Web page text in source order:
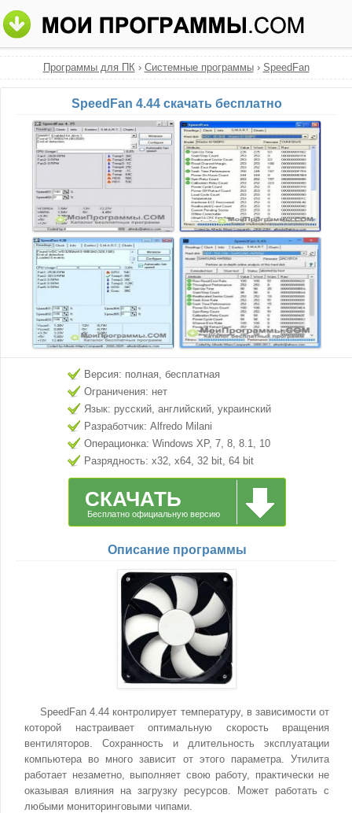
Программы для ПК› Системные программы› SpeedFan
SpeedFan 4.44 скачать бесплатно
Версия: полная, бесплатная
Ограничения: нет
Язык: русский, английский, украинский
Разработчик: Alfredo Milani
Операционка: Windows XP, 7, 8, 8.1, 10
Разрядность: x32, x64, 32 bit, 64 bit
СКАЧАТЬ
Бесплатно официальную версию
Описание программы
SpeedFan 4.44 контролирует температуру, в зависимости от
которой настраивает оптимальную скорость вращения
вентиляторов. Сохранность и длительность эксплуатации
компьютера во много зависит от этого параметра. Утилита
работает незаметно, выполняет свою работу, практически не
оказывая влияния на загрузку ресурсов. Может работать с
любыми мониторинговыми чипами.